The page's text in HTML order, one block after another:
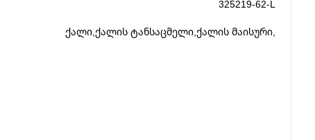
325219-62-L
ქალი,ქალის ტანსაცმელი,ქალის მაისური,